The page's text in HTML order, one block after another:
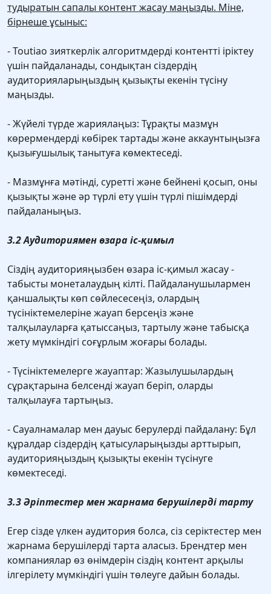
тудыратын сапалы контент жасау маңызды. Міне,
бірнеше ұсыныс:
- Toutiao зияткерлік алгоритмдерді контентті іріктеу
үшін пайдаланады, сондықтан сіздердің
аудиторияларыңыздың қызықты екенін түсіну
маңызды.
- Жүйелі түрде жариялаңыз: Тұрақты мазмұн
көрермендерді көбірек тартады және аккаунтыңызға
қызығушылық танытуға көмектеседі.
- Мазмұнға мәтінді, суретті және бейнені қосып, оны
қызықты және әр түрлі ету үшін түрлі пішімдерді
пайдаланыңыз.
3.2 Аудиториямен өзара іс-қимыл
Сіздің аудиторияңызбен өзара іс-қимыл жасау -
табысты монеталаудың кілті. Пайдаланушылармен
қаншалықты көп сөйлесесеңіз, олардың
түсініктемелеріне жауап берсеңіз және
талқылауларға қатыссаңыз, тартылу және табысқа
жету мүмкіндігі соғұрлым жоғары болады.
- Түсініктемелерге жауаптар: Жазылушылардың
сұрақтарына белсенді жауап беріп, оларды
талқылауға тартыңыз.
- Сауалнамалар мен дауыс берулерді пайдалану: Бұл
құралдар сіздердің қатысуларыңызды арттырып,
аудиторияңыздың қызықты екенін түсінуге
көмектеседі.
3.3 Әріптестер мен жарнама берушілерді тарту
Егер сізде үлкен аудитория болса, сіз серіктестер мен
жарнама берушілерді тарта аласыз. Брендтер мен
компаниялар өз өнімдерін сіздің контент арқылы
ілгерілету мүмкіндігі үшін төлеуге дайын болады.